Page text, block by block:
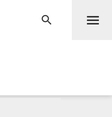
RECHERCHE